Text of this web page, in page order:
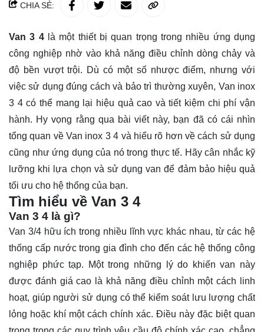
CHIA SẺ:
Van 3 4là một thiết bị quan trọng trong nhiều ứng dụng
công nghiệp nhờ vào khả năng điều chỉnh dòng chảy và
độ bền vượt trội. Dù có một số nhược điểm, nhưng với
việc sử dụng đúng cách và bảo trì thường xuyên, Van inox
3 4 có thể mang lại hiệu quả cao và tiết kiệm chi phí vận
hành. Hy vọng rằng qua bài viết này, bạn đã có cái nhìn
tổng quan về Van inox 3 4 và hiểu rõ hơn về cách sử dụng
cũng như ứng dụng của nó trong thực tế. Hãy cân nhắc kỹ
lưỡng khi lựa chọn và sử dụng van để đảm bảo hiệu quả
tối ưu cho hệ thống của bạn.
Tìm hiểu về Van 3 4
Van 3 4 là gì?
Van 3/4hữu ích trong nhiều lĩnh vực khác nhau, từ các hệ
thống cấp nước trong gia đình cho đến các hệ thống công
nghiệp phức tạp. Một trong những lý do khiến van này
được đánh giá cao là khả năng điều chỉnh một cách linh
hoạt, giúp người sử dụng có thể kiểm soát lưu lượng chất
lỏng hoặc khí một cách chính xác. Điều này đặc biệt quan